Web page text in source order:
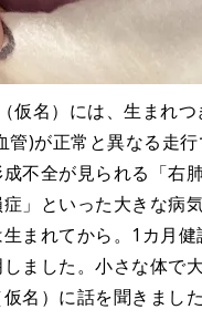
仮名）には、生まれ
)が正常と異なる走
不全が見られる「右
」といった大きな病
まれてから。1カ月
ました。小さな体で
名）に話を聞きまし